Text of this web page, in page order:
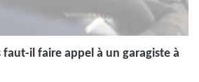
faut-il faire appel à un garagiste à